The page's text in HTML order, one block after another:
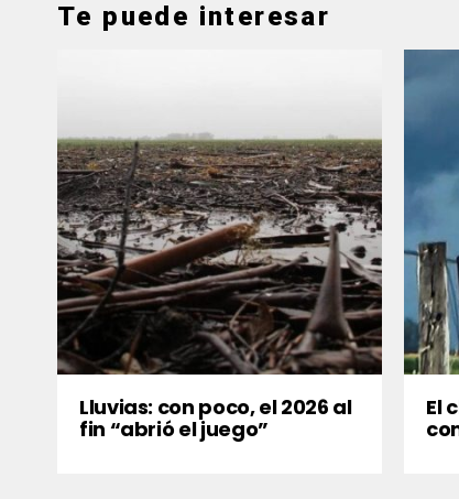
Te puede interesar
Lluvias: con poco, el 2026 al
fin “abrió el juego”
El